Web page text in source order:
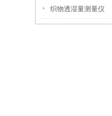
织物透湿量测量仪